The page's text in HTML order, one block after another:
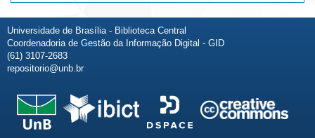
Universidade de Brasília - Biblioteca Central
Coordenadoria de Gestão da Informação Digital - GID
(61) 3107-2683
repositorio@unb.br